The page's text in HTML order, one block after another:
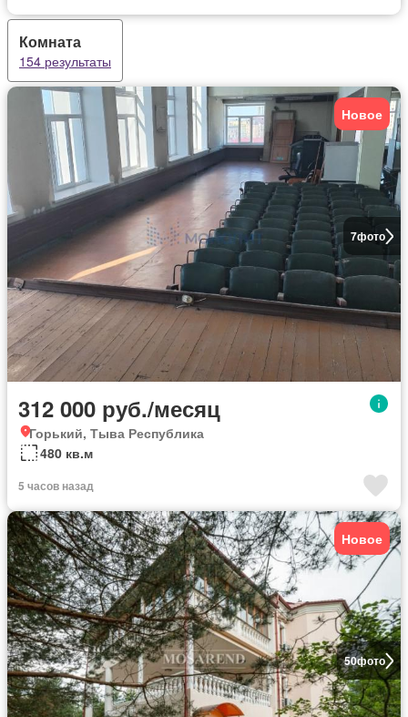
Комната
154 результаты
7фото
Новое
312 000 руб./месяц
Горький, Тыва Республика
480 кв.м
5 часов назад
50фото
Новое